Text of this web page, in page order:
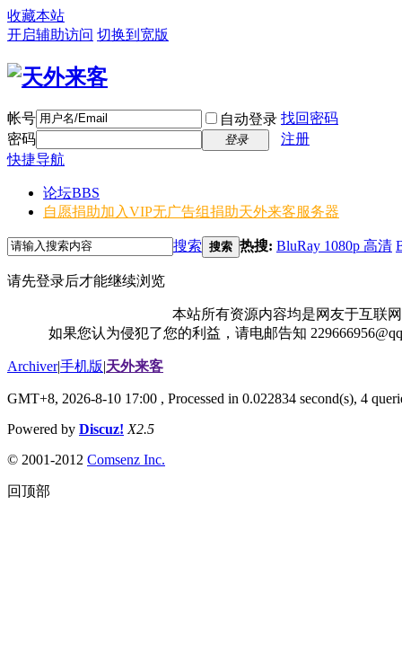
收藏本站
开启辅助访问 切换到宽版
帐号 自动登录 找回密码
密码
登录
注册
快捷导航
论坛BBS
自愿捐助加入VIP无广告组捐助天外来客服务器
搜索 搜索 热搜: BluRay 1080p 高清
请先登录后才能继续浏览
本站所有资源内容均是网友于互联
如果您认为侵犯了您的利益，请电邮告知
Archiver|手机版|天外来客
GMT+8, 2026-8-10 17:00 , Processed in 0.022834 second(s), 4
Powered by Discuz! X2.5
© 2001-2012 Comsenz Inc.
回顶部